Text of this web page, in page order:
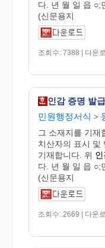
다. 년 월 일 읍 ○;
(신문용지
조회수: 7388 | 다운
인감 증명 발
민원행정서식 >
그 소재지를 기재
치산자의 표시 및
기재합니다. 위
다. 년 월 일 읍 ○;
(신문용지
조회수: 2669 | 다운